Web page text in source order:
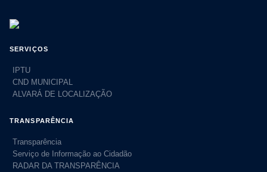
SERVIÇOS
IPTU
CND MUNICIPAL
ALVARÁ DE LOCALIZAÇÃO
TRANSPARÊNCIA
Transparência
Serviço de Informação ao Cidadão
RADAR DA TRANSPARÊNCIA